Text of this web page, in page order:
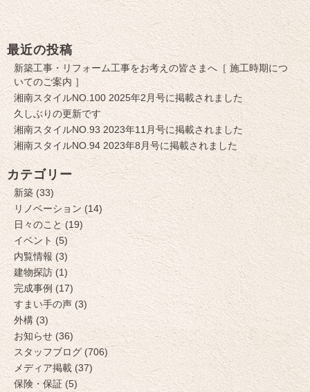
最近の投稿
新築工事・リフォーム工事をお考えの皆さまへ［ 施工時期につ
いてのご案内 ］
湘南スタイルNO.100 2025年2月号に掲載されました
久しぶりの更新です
湘南スタイルNO.93 2023年11月号に掲載されました
湘南スタイルNO.94 2023年8月号に掲載されました
カテゴリー
新築 (33)
リノベーション (14)
日々のこと (19)
イベント (5)
内覧情報 (3)
建物探訪 (1)
完成事例 (17)
すまい手の声 (3)
外構 (3)
お知らせ (36)
スタッフブログ (706)
メディア掲載 (37)
保険・保証 (5)